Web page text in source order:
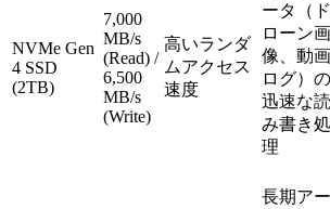
NVMe Gen
4 SSD
(2TB)
7,000
MB/s
(Read) /
6,500
MB/s
(Write)
高いランダ
ムアクセス
速度
ータ（ド
ローン画
像、動画
ログ）の
迅速な読
み書き処
理
長期アー